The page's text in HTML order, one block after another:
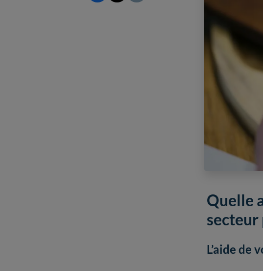
Quelle
secteur
L’aide de